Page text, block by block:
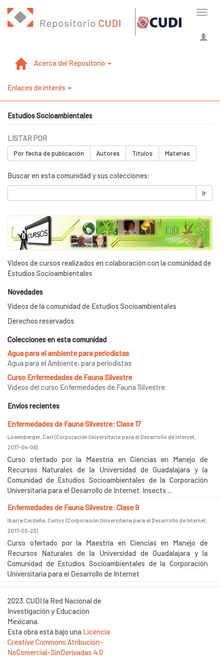
Acerca del Repositorio
Enlaces de interés
Estudios Socioambientales
LISTAR POR
Por fecha de publicación Autores Títulos Materias
Buscar en esta comunidad y sus colecciones:
Ir
Videos de cursos realizados en colaboración con la comunidad de
Estudios Socioambientales
Novedades
Videos de la comunidad de Estudios Socioambientales
Derechos reservados
Colecciones en esta comunidad
Agua para el ambiente para periodistas
Agua para el Ambiente, para periodistas
Curso Enfermedades de Fauna Silvestre
Videos del curso Enfermedades de Fauna Silvestre
Envíos recientes
Enfermedades de Fauna Silvestre: Clase 17
Lowenberger, Carl (Corporación Universitaria para el Desarrollo de Internet,
2017-04-06)
Curso ofertado por la Maestría en Ciencias en Manejo de
Recursos Naturales de la Universidad de Guadalajara y la
Comunidad de Estudios Socioambientales de la Corporación
Universitaria para el Desarrollo de Internet. Insects ...
Enfermedades de Fauna Silvestre: Clase 9
Ibarra Cerdeña, Carlos (Corporación Universitaria para el Desarrollo de Internet,
2017-03-23)
Curso ofertado por la Maestría en Ciencias en Manejo de
Recursos Naturales de la Universidad de Guadalajara y la
Comunidad de Estudios Socioambientales de la Corporación
Universitaria para el Desarrollo de Internet
2023. CUDI la Red Nacional de
Investigación y Educación
Mexicana.
Esta obra está bajo una Licencia
Creative Commons Atribución-
NoComercial-SinDerivadas 4.0